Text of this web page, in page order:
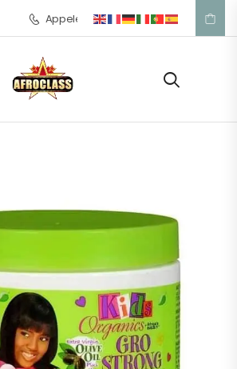
Appelez-nous: +33 1 42 57 39 53